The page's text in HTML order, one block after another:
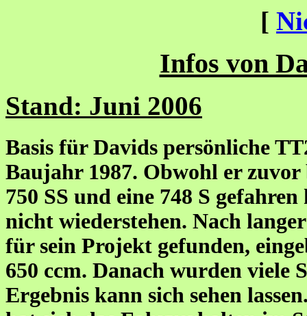
[
Infos von
Stand: Juni 2006
Basis für Davids persönliche
Baujahr 1987. Obwohl er zuvor
750 SS und eine 748 S
nicht wiederstehen. Nach
für sein Projekt gefunden,
650 ccm. Danach wurden viele
Ergebnis kann sich sehen